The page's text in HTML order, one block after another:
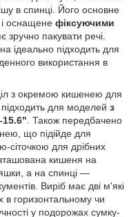
в спинці. Його основне
і оснащене фіксуючими
зручно пакувати речі.
ідеально підходить для
використання в
з окремою кишенею для
для моделей з
. Також передбачено
що підійде для
сіточкою для дрібних
кишеня на
а на спинці —
Виріб має дві м'які
в горизонтальному чи
у подорожах сумку-